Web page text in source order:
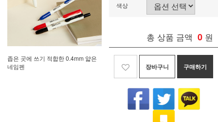
좁은 곳에 쓰기 적합한 0.4mm 얇은
네임펜
색상
총 상품 금액 0 원
장바구니 구매하기